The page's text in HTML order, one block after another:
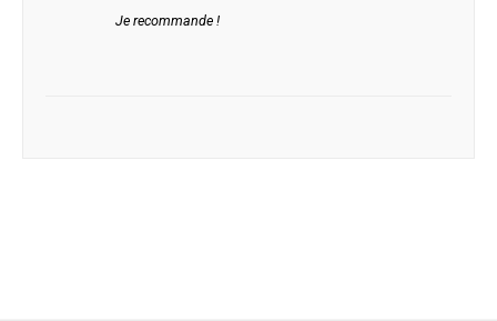
Je recommande !